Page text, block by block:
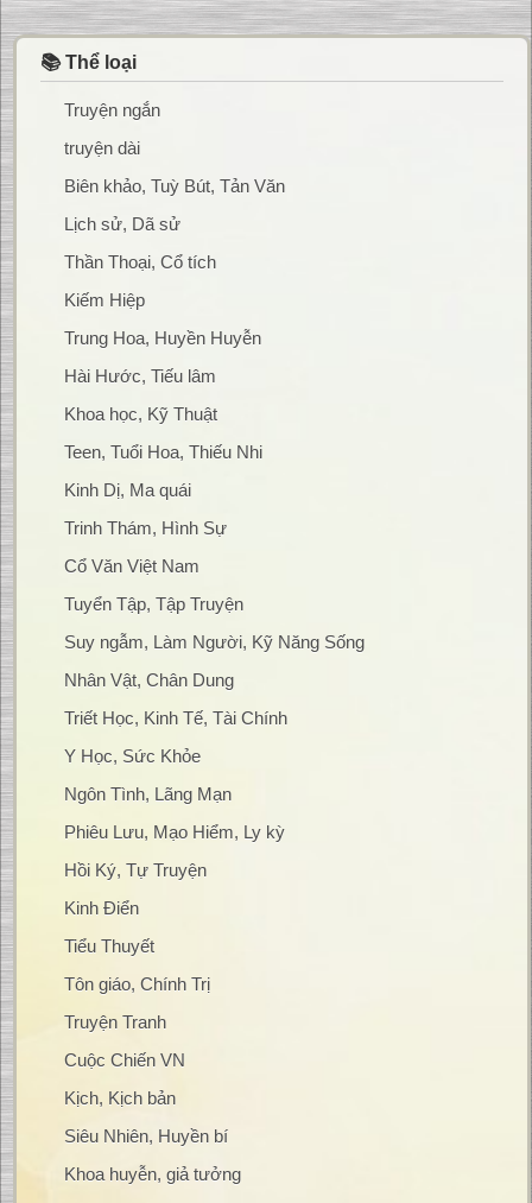
📚 Thể loại
Truyện ngắn
truyện dài
Biên khảo, Tuỳ Bút, Tản Văn
Lịch sử, Dã sử
Thần Thoại, Cổ tích
Kiếm Hiệp
Trung Hoa, Huyền Huyễn
Hài Hước, Tiếu lâm
Khoa học, Kỹ Thuật
Teen, Tuổi Hoa, Thiếu Nhi
Kinh Dị, Ma quái
Trinh Thám, Hình Sự
Cổ Văn Việt Nam
Tuyển Tập, Tập Truyện
Suy ngẫm, Làm Người, Kỹ Năng Sống
Nhân Vật, Chân Dung
Triết Học, Kinh Tế, Tài Chính
Y Học, Sức Khỏe
Ngôn Tình, Lãng Mạn
Phiêu Lưu, Mạo Hiểm, Ly kỳ
Hồi Ký, Tự Truyện
Kinh Điển
Tiểu Thuyết
Tôn giáo, Chính Trị
Truyện Tranh
Cuộc Chiến VN
Kịch, Kịch bản
Siêu Nhiên, Huyền bí
Khoa huyễn, giả tưởng